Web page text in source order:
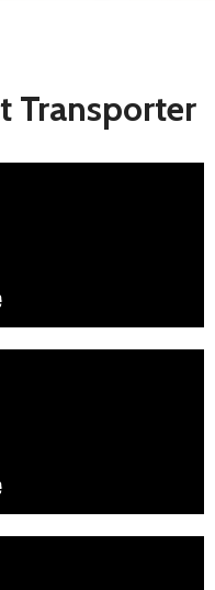
Transporter